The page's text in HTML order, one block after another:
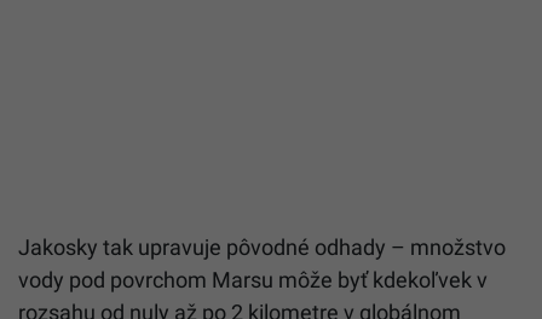
Jakosky tak upravuje pôvodné odhady – množstvo
vody pod povrchom Marsu môže byť kdekoľvek v
rozsahu od nuly až po 2 kilometre v globálnom